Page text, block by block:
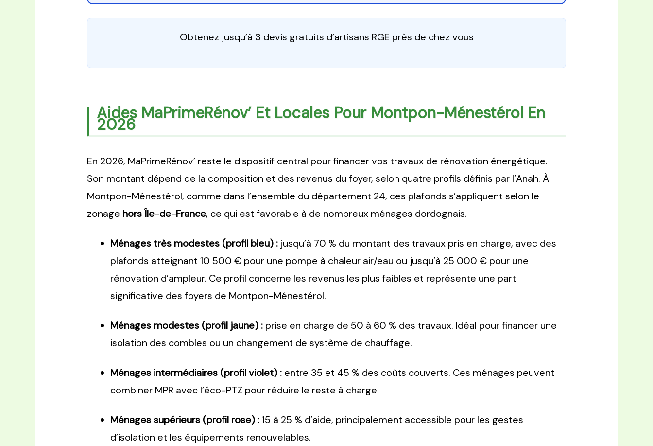
Obtenez jusqu’à 3 devis gratuits d’artisans RGE près de chez vous
Aides MaPrimeRénov’ Et Locales Pour Montpon-Ménestérol En
2026
En 2026, MaPrimeRénov’ reste le dispositif central pour financer vos travaux de rénovation énergétique.
Son montant dépend de la composition et des revenus du foyer, selon quatre profils définis par l’Anah. À
Montpon-Ménestérol, comme dans l’ensemble du département 24, ces plafonds s’appliquent selon le
zonage hors Île-de-France, ce qui est favorable à de nombreux ménages dordognais.
Ménages très modestes (profil bleu) :jusqu’à 70 % du montant des travaux pris en charge, avec des
plafonds atteignant 10 500 € pour une pompe à chaleur air/eau ou jusqu’à 25 000 € pour une
rénovation d’ampleur. Ce profil concerne les revenus les plus faibles et représente une part
significative des foyers de Montpon-Ménestérol.
Ménages modestes (profil jaune) :prise en charge de 50 à 60 % des travaux. Idéal pour financer une
isolation des combles ou un changement de système de chauffage.
Ménages intermédiaires (profil violet) :entre 35 et 45 % des coûts couverts. Ces ménages peuvent
combiner MPR avec l’éco-PTZ pour réduire le reste à charge.
Ménages supérieurs (profil rose) :15 à 25 % d’aide, principalement accessible pour les gestes
d’isolation et les équipements renouvelables.